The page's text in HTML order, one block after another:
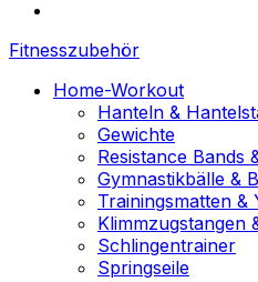
Fitnesszubehör
Home-Workout
Hanteln &
Gewichte
Resistance Bands
Gymnastikbälle &
Trainingsmatten &
Klimmzugstangen
Schlingentrainer
Springseile